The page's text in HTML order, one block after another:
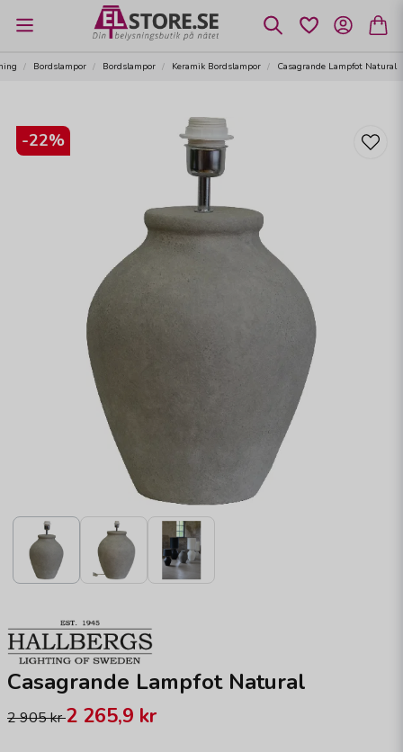
Bordslampor Bordslampor Keramik Bordslampor Casagrande Lampfot Natural
-22%
Casagrande Lampfot Natural
2 905 kr2 265,9 kr